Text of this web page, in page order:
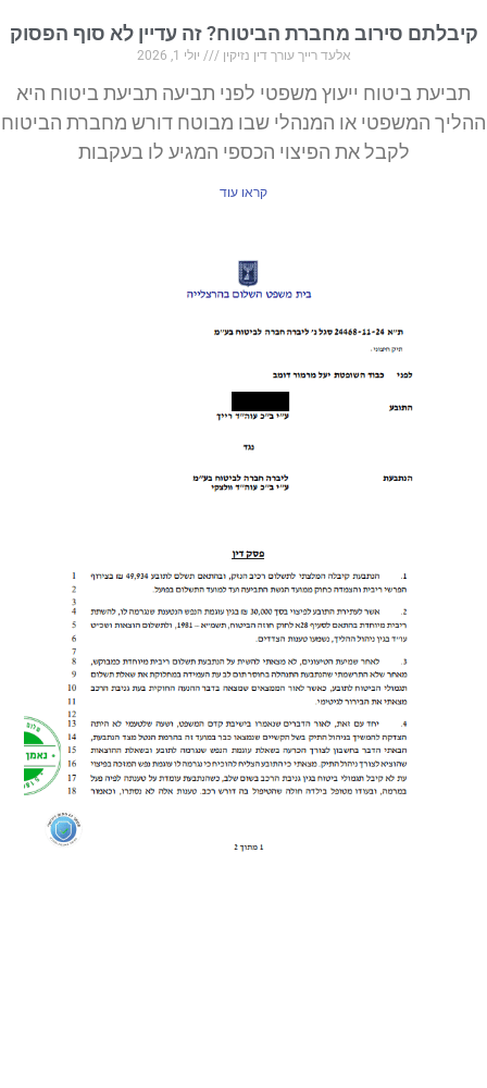
קיבלתם סירוב מחברת הביטוח? זה עדיין לא סוף הפסוק
אלעד רייך עורך דין נזיקין יולי 1, 2026
תביעת ביטוח ייעוץ משפטי לפני תביעה תביעת ביטוח היא
ההליך המשפטי או המנהלי שבו מבוטח דורש מחברת הביטוח
לקבל את הפיצוי הכספי המגיע לו בעקבות
קראו עוד